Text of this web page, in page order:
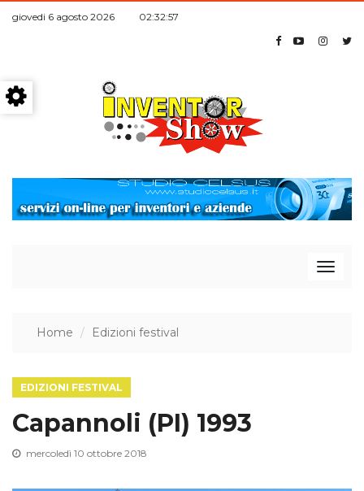
giovedi 6 agosto 2026 02:32:57
Home Edizioni festival
EDIZIONI FESTIVAL
Capannoli (PI) 1993
mercoledì 10 ottobre 2018